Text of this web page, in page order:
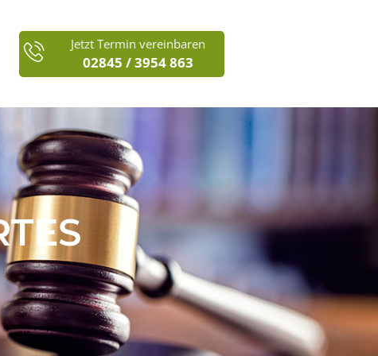
Jetzt Termin vereinbaren
02845 / 3954 863